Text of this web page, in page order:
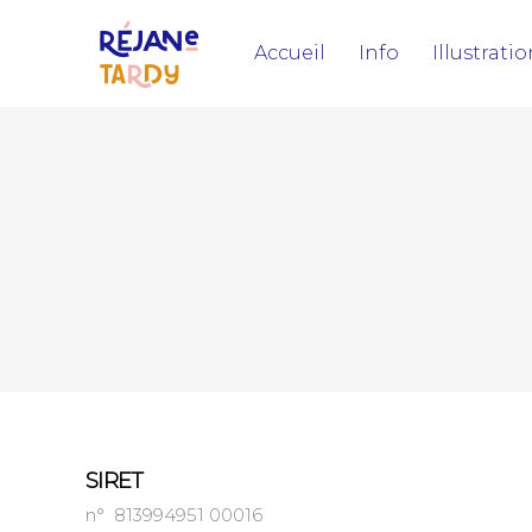
Accueil Info
SIRET
n° 813994951 00016